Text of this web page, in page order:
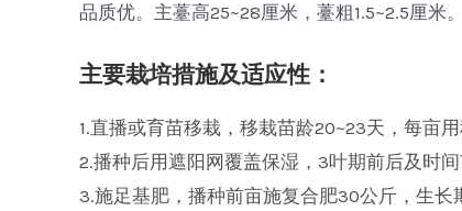
品质优。主薹高25~28厘米，薹粗1.5~2.5厘米。
主要栽培措施及适应性：
1.直播或育苗移栽，移栽苗龄20~23天，每亩用
2.播种后用遮阳网覆盖保湿，3叶期前后及时间
3.施足基肥，播种前亩施复合肥30公斤，生长